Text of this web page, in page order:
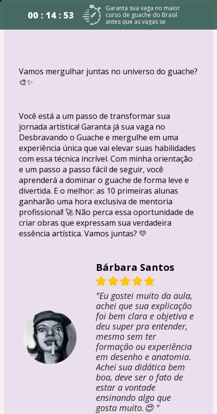
00 : 14 : 53
Garanta sua vaga no maior
curso de guache do Brasil
antes que as vagas se
esgotem! ⏳🎨
Vamos mergulhar juntas no universo do guache?
🎨✨
Você está a um passo de transformar sua
jornada artística! Garanta já sua vaga no
Desbravando o Guache e mergulhe em uma
experiência única que vai elevar suas habilidades
com essa técnica incrível. Com minha orientação
e um passo a passo fácil de seguir, você
aprenderá a dominar o guache de forma leve e
divertida. E o melhor: as 10 primeiras alunas
ganharão uma hora exclusiva de mentoria
profissional! 🚀 Não perca essa oportunidade de
criar obras que expressam sua verdadeira
essência artística. Vamos juntas? 💛
Bárbara Santos
"Eu gostei muito da aula,
achei que sua explicação
foi bem clara e objetiva e
deu super pra entender,
mesmo sem ter
formação ou experiência
em desenho e anatomia.
Achei sua didática bem
boa, deve ser o fato de
estar a vontade
ensinando algo que
gosta muito.😍 "